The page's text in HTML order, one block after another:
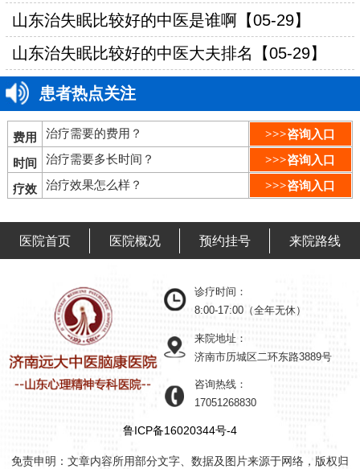
山东治失眠比较好的中医是谁啊【05-29】
山东治失眠比较好的中医大夫排名【05-29】
患者热点关注
费用 治疗需要的费用？ >>>咨询入口
时间 治疗需要多长时间？ >>>咨询入口
疗效 治疗效果怎么样？ >>>咨询入口
医院首页 医院概况 预约挂号 来院路线
诊疗时间：
8:00-17:00（全年无休）
来院地址：
济南市历城区二环东路3889号
咨询热线：
17051268830
鲁ICP备16020344号-4
免责申明：文章内容所用部分文字、数据及图片来源于网络，版权归